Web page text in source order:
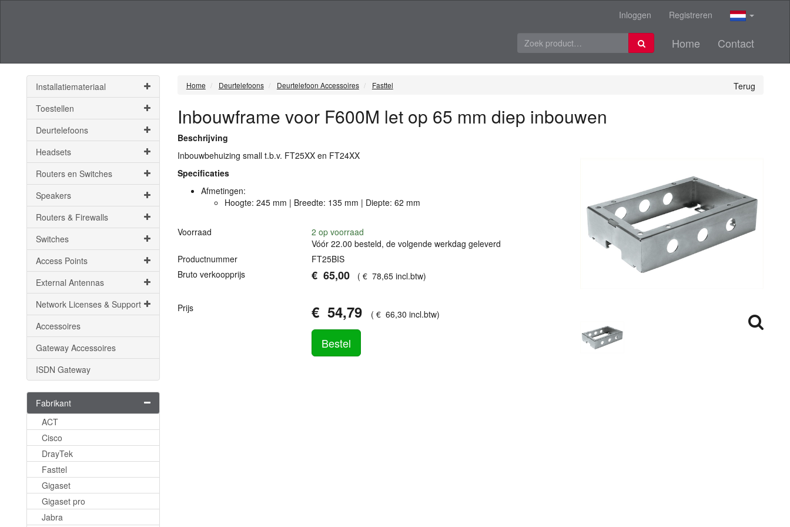
Inloggen Registreren
Home Contact
Installatiemateriaal
Toestellen
Deurtelefoons
Headsets
Routers en Switches
Speakers
Routers & Firewalls
Switches
Access Points
External Antennas
Network Licenses & Support
Accessoires
Gateway Accessoires
ISDN Gateway
Fabrikant
ACT
Cisco
DrayTek
Fasttel
Gigaset
Gigaset pro
Jabra
Terug
Home Deurtelefoons Deurtelefoon Accessoires Fasttel
Inbouwframe voor F600M let op 65 mm diep inbouwen
Beschrijving
Inbouwbehuizing small t.b.v. FT25XX en FT24XX
Specificaties
Afmetingen:
Hoogte: 245 mm | Breedte: 135 mm | Diepte: 62 mm
Voorraad 2op voorraad
Vóór 22.00 besteld, de volgende werkdag geleverd
Productnummer
FT25BIS
Bruto verkoopprijs
€ 65,00 (€ 78,65 incl.btw)
Prijs € 54,79 (€ 66,30 incl.btw)
Bestel